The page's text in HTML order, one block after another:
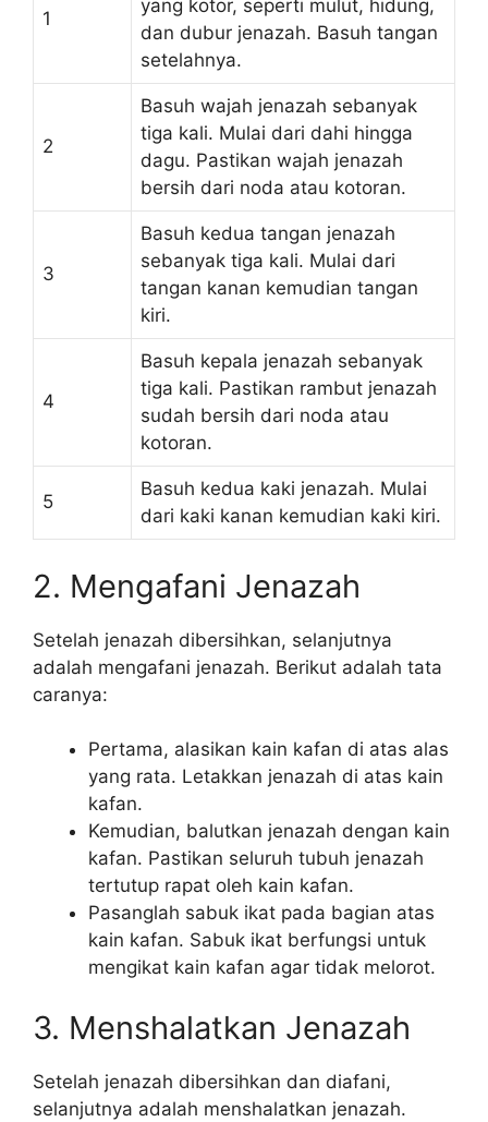
1
yang kotor, seperti mulut, hidung,
dan dubur jenazah. Basuh tangan
setelahnya.
2
Basuh wajah jenazah sebanyak
tiga kali. Mulai dari dahi hingga
dagu. Pastikan wajah jenazah
bersih dari noda atau kotoran.
3
Basuh kedua tangan jenazah
sebanyak tiga kali. Mulai dari
tangan kanan kemudian tangan
kiri.
4
Basuh kepala jenazah sebanyak
tiga kali. Pastikan rambut jenazah
sudah bersih dari noda atau
kotoran.
5
Basuh kedua kaki jenazah. Mulai
dari kaki kanan kemudian kaki kiri.
2. Mengafani Jenazah
Setelah jenazah dibersihkan, selanjutnya
adalah mengafani jenazah. Berikut adalah tata
caranya:
Pertama, alasikan kain kafan di atas alas
yang rata. Letakkan jenazah di atas kain
kafan.
Kemudian, balutkan jenazah dengan kain
kafan. Pastikan seluruh tubuh jenazah
tertutup rapat oleh kain kafan.
Pasanglah sabuk ikat pada bagian atas
kain kafan. Sabuk ikat berfungsi untuk
mengikat kain kafan agar tidak melorot.
3. Menshalatkan Jenazah
Setelah jenazah dibersihkan dan diafani,
selanjutnya adalah menshalatkan jenazah.